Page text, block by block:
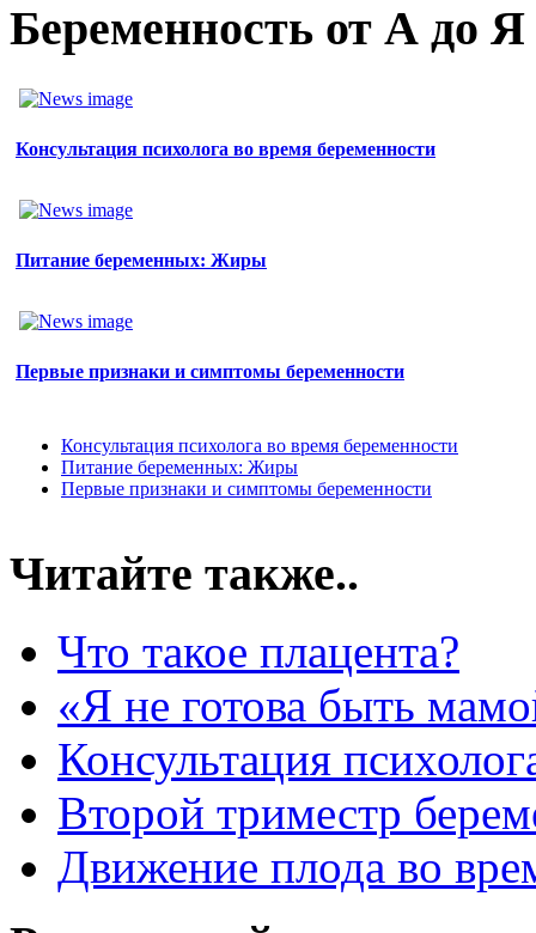
Беременность от А до Я
Консультация психолога во время беременности
Питание беременных: Жиры
Первые признаки и симптомы беременности
Консультация психолога во время беременности
Питание беременных: Жиры
Первые признаки и симптомы беременности
Читайте также..
Что такое плацента?
«Я не готова быть
Консультация
Второй триместр
Движение плода во